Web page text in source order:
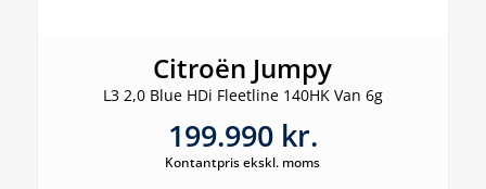
Citroën Jumpy
L3 2,0 Blue HDi Fleetline 140HK Van 6g
199.990 kr.
Kontantpris ekskl. moms